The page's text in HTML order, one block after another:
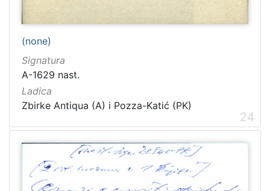
(none)
Signatura
A-1629 nast.
Ladica
Zbirke Antiqua (A) i Pozza-Katić (PK)
24